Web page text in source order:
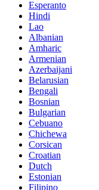
Esperanto
Hindi
Lao
Albanian
Amharic
Armenian
Azerbaijani
Belarusian
Bengali
Bosnian
Bulgarian
Cebuano
Chichewa
Corsican
Croatian
Dutch
Estonian
Filipino